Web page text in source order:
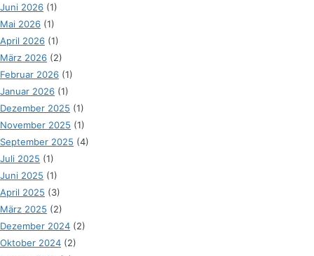
Juni 2026 (1)
Mai 2026 (1)
April 2026 (1)
März 2026 (2)
Februar 2026 (1)
Januar 2026 (1)
Dezember 2025 (1)
November 2025 (1)
September 2025 (4)
Juli 2025 (1)
Juni 2025 (1)
April 2025 (3)
März 2025 (2)
Dezember 2024 (2)
Oktober 2024 (2)